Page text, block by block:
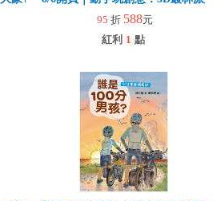
95 折 588元
紅利 1 點